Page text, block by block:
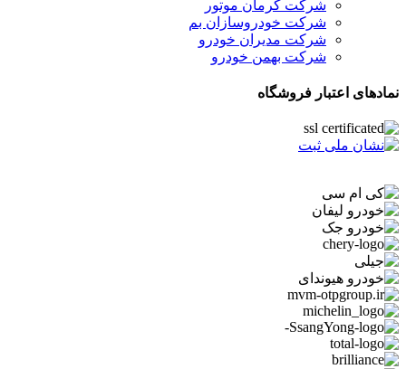
شرکت کرمان موتور
شرکت خودروسازان بم
شرکت مدیران خودرو
شرکت بهمن خودرو
نمادهای اعتبار فروشگاه